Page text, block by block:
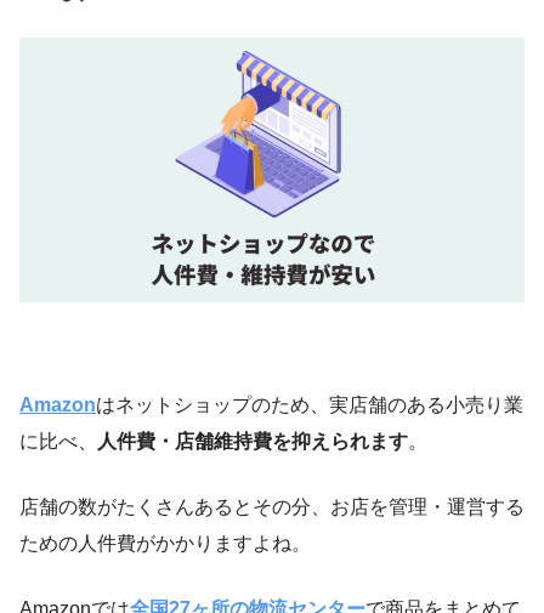
Amazonはネットショップのため、実店舗のある小売り業
に比べ、
人件費・店舗維持費を抑えられます。
店舗の数がたくさんあるとその分、お店を管理・運営する
ための人件費がかかりますよね。
Amazonでは全国27ヶ所の物流センターで商品をまとめて